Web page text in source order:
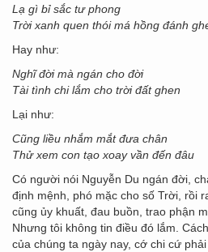
Lạ gì bỉ sắc tư phong
Trời xanh quen thói má hồng đánh
Hay như:
Nghĩ đời mà ngán cho đời
Tài tình chi lắm cho trời đất ghen
Lại như:
Cũng liều nhắm mắt đưa chân
Thử xem con tạo xoay vần đến đâu
Có người nói Nguyễn Du ngán đời,
định mệnh, phó mặc cho số Trời, rồi
cũng ủy khuất, đau buồn, trao phận
Nhưng tôi không tin điều đó lắm.
của chúng ta ngày nay, cớ chi cứ